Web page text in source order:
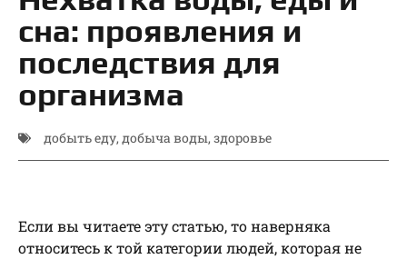
сна: проявления и
последствия для
организма
добыть еду, добыча воды, здоровье
Если вы читаете эту статью, то наверняка
относитесь к той категории людей, которая не